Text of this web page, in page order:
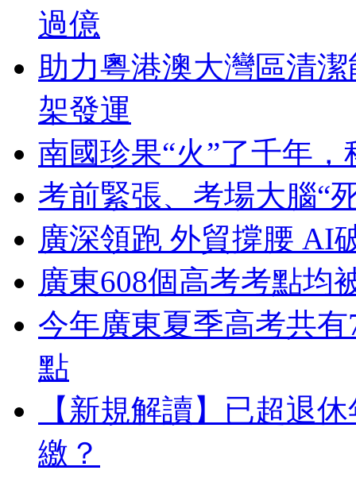
過億
助力粵港澳大灣區清
架發運
南國珍果“火”了千年
考前緊張、考場大腦“
廣深領跑 外貿撐腰 AI
廣東608個高考考點均
今年廣東夏季高考共
點
【新規解讀】已超退
繳？